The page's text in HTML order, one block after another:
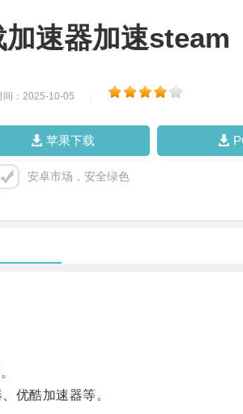
速器加速steam
间：2025-10-05
苹果下载
安卓市场，安全绿色
优酷加速器等。